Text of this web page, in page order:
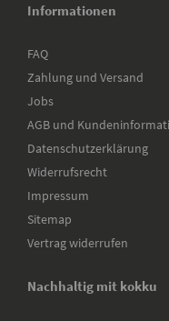
Informationen
FAQ
Zahlung und Versand
Jobs
AGB und
Datenschutzerklärung
Widerrufsrecht
Impressum
Sitemap
Vertrag widerrufen
Nachhaltig mit kokku